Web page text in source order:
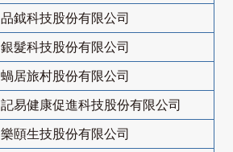
品鉞科技股份有限公司
銀髮科技股份有限公司
蝸居旅村股份有限公司
記易健康促進科技股份有限公司
樂頤生技股份有限公司